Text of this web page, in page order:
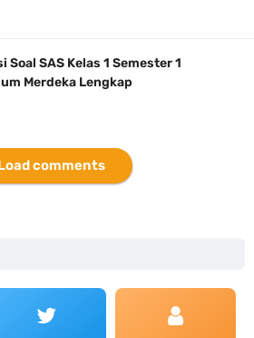
Soal SAS Kelas 1 Semester 1
Merdeka Lengkap
comments